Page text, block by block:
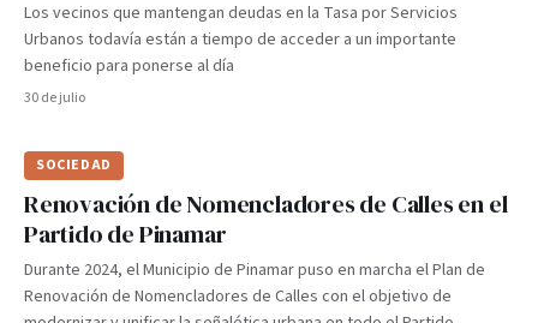
Los vecinos que mantengan deudas en la Tasa por Servicios
Urbanos todavía están a tiempo de acceder a un importante
beneficio para ponerse al día
30 de julio
SOCIEDAD
Renovación de Nomencladores de Calles en el
Partido de Pinamar
Durante 2024, el Municipio de Pinamar puso en marcha el Plan de
Renovación de Nomencladores de Calles con el objetivo de